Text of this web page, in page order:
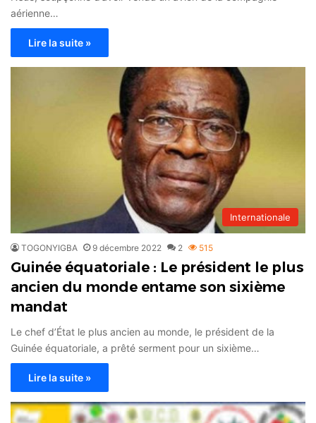
aérienne…
Lire la suite »
Internationale
TOGONYIGBA 9 décembre 2022 2 515
Guinée équatoriale : Le président le plus
ancien du monde entame son sixième
mandat
Le chef d’État le plus ancien au monde, le président de la
Guinée équatoriale, a prêté serment pour un sixième…
Lire la suite »